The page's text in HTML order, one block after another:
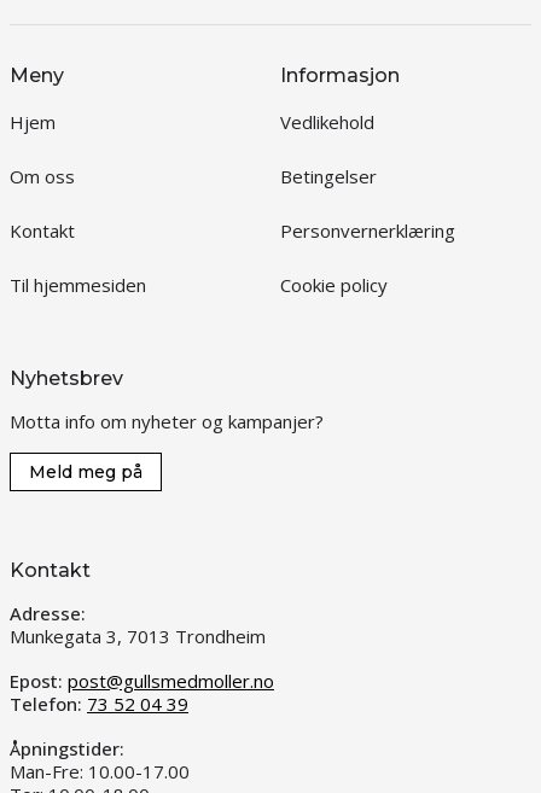
Meny
Hjem
Om oss
Kontakt
Til hjemmesiden
Informasjon
Vedlikehold
Betingelser
Personvernerklæring
Cookie policy
Nyhetsbrev
Motta info om nyheter og kampanjer?
Meld meg på
Kontakt
Adresse:
Munkegata 3, 7013 Trondheim
Epost: post@gullsmedmoller.no
Telefon: 73 52 04 39
Åpningstider:
Man-Fre: 10.00-17.00